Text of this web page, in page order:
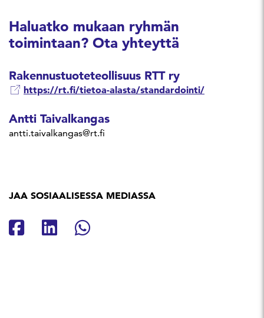
Haluatko mukaan ryhmän
toimintaan? Ota yhteyttä
Rakennustuoteteollisuus RTT ry
https://rt.fi/tietoa-alasta/standardointi/
Antti Taivalkangas
antti.taivalkangas@rt.fi
JAA SOSIAALISESSA MEDIASSA
Jaa Facebookissa
Jaa Linkedinissä
Jaa Whatsappissa